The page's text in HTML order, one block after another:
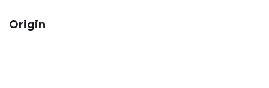
Origin